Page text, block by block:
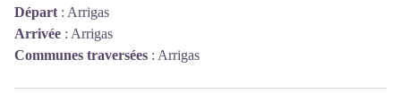
Départ : Arrigas
Arrivée : Arrigas
Communes traversées : Arrigas